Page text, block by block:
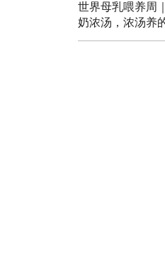
世界母乳喂养周
奶浓汤，浓汤养